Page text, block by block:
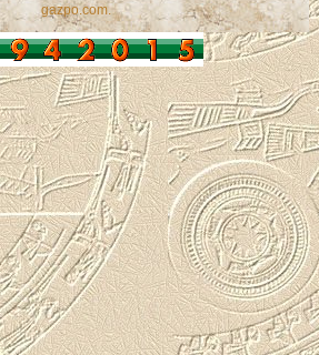
gazpo.com.